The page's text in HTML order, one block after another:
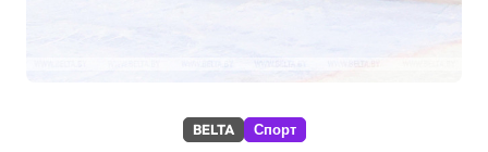
BELTA Спорт